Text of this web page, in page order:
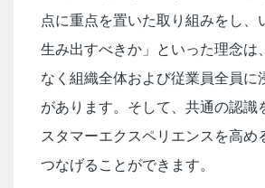
点に重点を置いた取り組みをし、
生み出すべきか」といった理念は
なく組織全体および従業員全員に
があります。そして、共通の認識
スタマーエクスペリエンスを高め
つなげることができます。